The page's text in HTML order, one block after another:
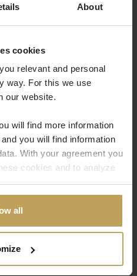
About
cookies
relevant and personal
way. For this we use
our website.
will find more information
you will find information
With your agreement you
cookies and to analyze
all
und wir erstatten
Kaufpreis.